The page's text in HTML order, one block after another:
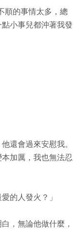
順的事情太多，總
小事兒都沖著我發
還會過來安慰我。
加厲，我也無法忍
的人發火？」
，無論他做什麼，